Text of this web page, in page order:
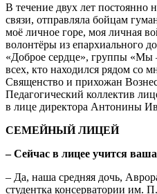
В течение двух лет постоянно
связи, отправляла бойцам
моё личное горе, моя личная
волонтёры из епархиального
«Доброе сердце», группы «Мы
всех, кто находился рядом со
Священство и прихожан
Педагогический коллектив
в лице директора Антонины
СЕМЕЙНЫЙ ЛИЦЕЙ
– Сейчас в лицее учится
– Да, наша средняя дочь,
студентка консерватории им.